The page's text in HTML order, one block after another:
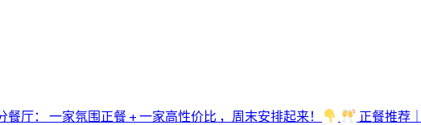
厅： 一家氛围正餐 + 一家高性价比 ，周末安排起来！ 正餐推荐